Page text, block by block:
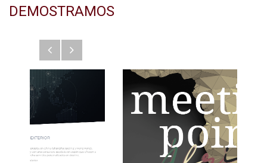
DEMOSTRAMOS
AnteriorSiguiente